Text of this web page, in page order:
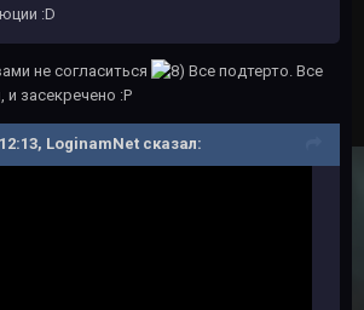
:D
не согласиться
Все подтерто. Все
засекречено :P
LoginamNet сказал: